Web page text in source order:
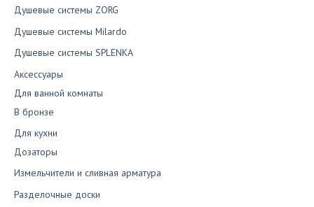
Душевые системы ZORG
Душевые системы Milardo
Душевые системы SPLENKA
Аксессуары
Для ванной комнаты
В бронзе
Для кухни
Дозаторы
Измельчители и сливная арматура
Разделочные доски